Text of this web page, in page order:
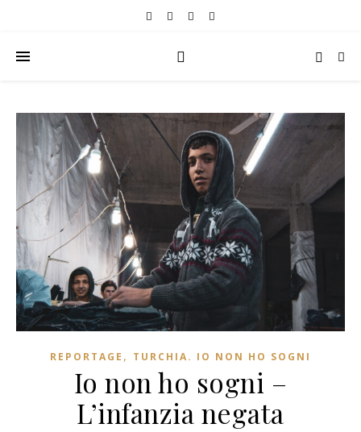
REPORTAGE , TURCHIA. IO NON HO SOGNI
Io non ho sogni –
L’infanzia negata